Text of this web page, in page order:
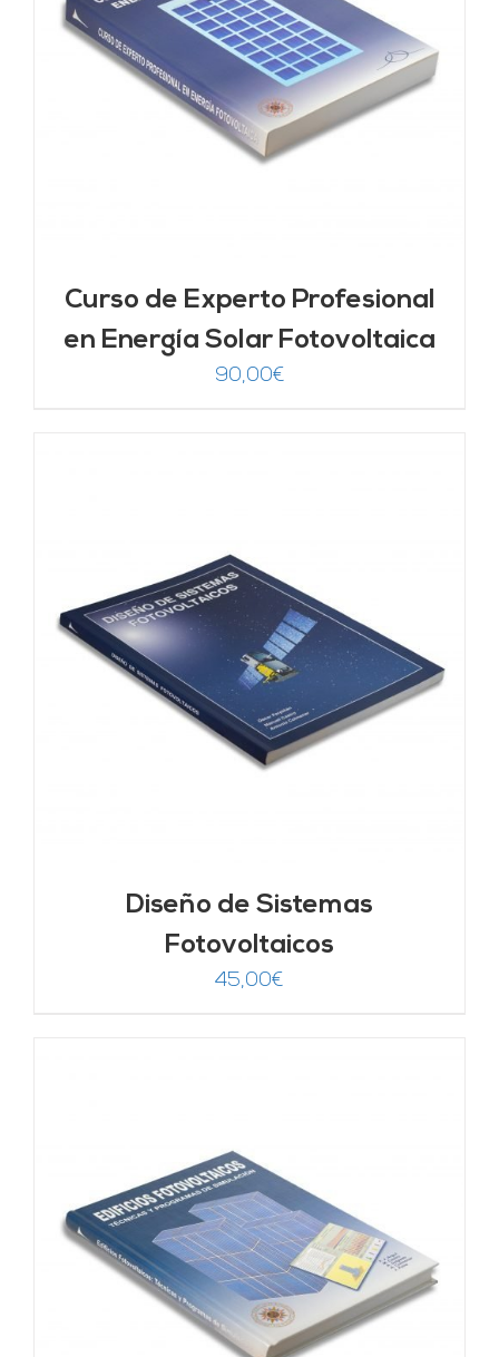
Curso de Experto Profesional
en Energía Solar Fotovoltaica
90,00€
Diseño de Sistemas
Fotovoltaicos
45,00€